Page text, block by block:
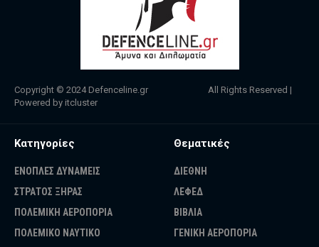
Copyright © 2024 Defenceline.gr All Rights Reserved |
Powered by itcluster
Κατηγορίες
ΕΝΟΠΛΕΣ ΔΥΝΑΜΕΙΣ
ΣΤΡΑΤΟΣ ΞΗΡΑΣ
ΠΟΛΕΜΙΚΗ ΑΕΡΟΠΟΡΙΑ
ΠΟΛΕΜΙΚΟ ΝΑΥΤΙΚΟ
Θεματικές
ΔΙΕΘΝΗ
ΛΕΦΕΔ
ΒΙΒΛΙΑ
ΓΕΝΙΚΗ ΑΕΡΟΠΟΡΙΑ